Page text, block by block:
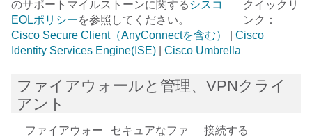
のサポートマイルストーンに関する シスコ
EOLポリシーを参照してください。
クイックリ
ンク：
Cisco Secure Client（AnyConnectを含む）
Cisco
Identity Services Engine(ISE)
Cisco Umbrella
ファイアウォールと管理、VPNクライ
アント
ファイアウォー
セキュアなファ
接続する